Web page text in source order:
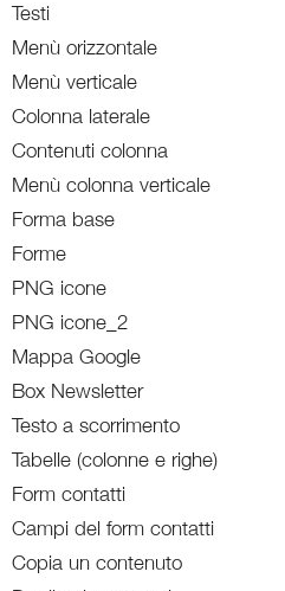
Testi
Menù orizzontale
Menù verticale
Colonna laterale
Contenuti colonna
Menù colonna verticale
Forma base
Forme
PNG icone
PNG icone_2
Mappa Google
Box Newsletter
Testo a scorrimento
Tabelle (colonne e righe)
Form contatti
Campi del form contatti
Copia un contenuto